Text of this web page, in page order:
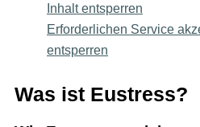
Inhalt entsperren
Erforderlichen Service
entsperren
Was ist Eustress?